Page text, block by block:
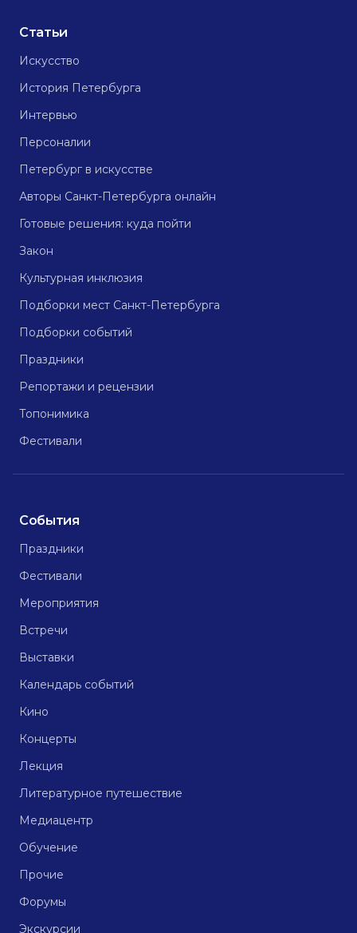
Статьи
Искусство
История Петербурга
Интервью
Персоналии
Петербург в искусстве
Авторы Санкт-Петербурга онлайн
Готовые решения: куда пойти
Закон
Культурная инклюзия
Подборки мест Санкт-Петербурга
Подборки событий
Праздники
Репортажи и рецензии
Топонимика
Фестивали
События
Праздники
Фестивали
Мероприятия
Встречи
Выставки
Календарь событий
Кино
Концерты
Лекция
Литературное путешествие
Медиацентр
Обучение
Прочие
Форумы
Экскурсии